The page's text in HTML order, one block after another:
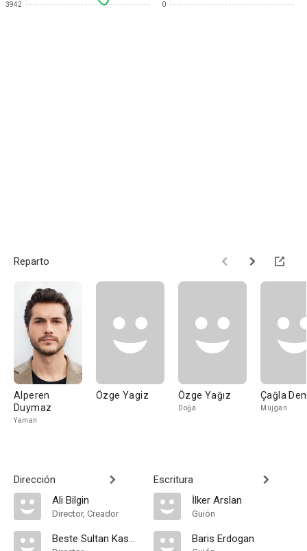
3942 0
Reparto
Alperen
Duymaz
Yaman
Özge Yagiz Özge Yağız
Doğa
Çağla
Müjgan
Dirección
Ali Bilgin
Director, Creador
Beste Sultan Kasapogullari
Escritura
İlker Arslan
Guión
Baris Erdogan